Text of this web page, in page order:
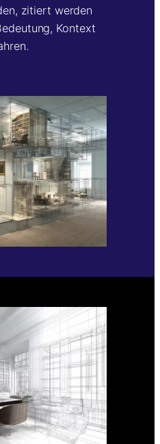
zitiert werden
Kontext